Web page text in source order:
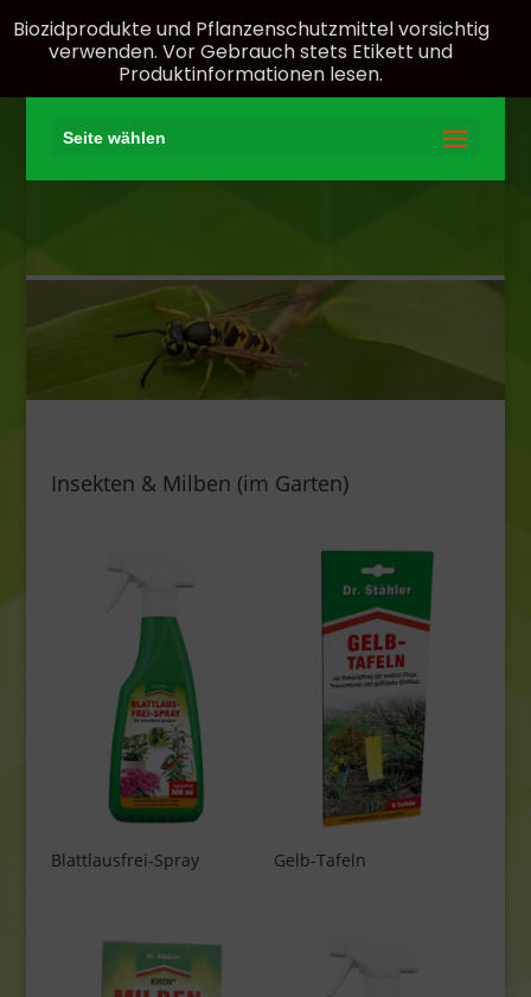
Seite wählen
Insekten & Milben (im Garten)
Blattlausfrei-Spray Gelb-Tafeln
Biozidprodukte und Pflanzenschutzmittel vorsichtig
verwenden. Vor Gebrauch stets Etikett und
Produktinformationen lesen.